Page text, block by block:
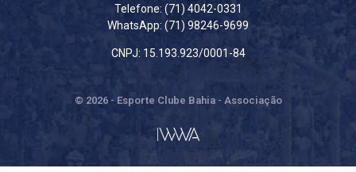
Telefone: (71) 4042-0331
WhatsApp: (71) 98246-9699
CNPJ: 15.193.923/0001-84
© 2026 - Esporte Clube Bahia - Associação